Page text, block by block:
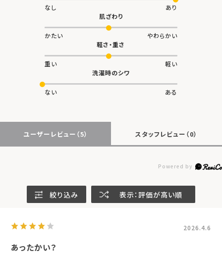
なし
あり
肌ざわり
かたい
やわらかい
軽さ・重さ
重い
軽い
洗濯時のシワ
ない ある
ユーザーレビュー （5） スタッフレビュー （0）
絞り込み 表示：評価が高い順
2026.4.6
あったかい？